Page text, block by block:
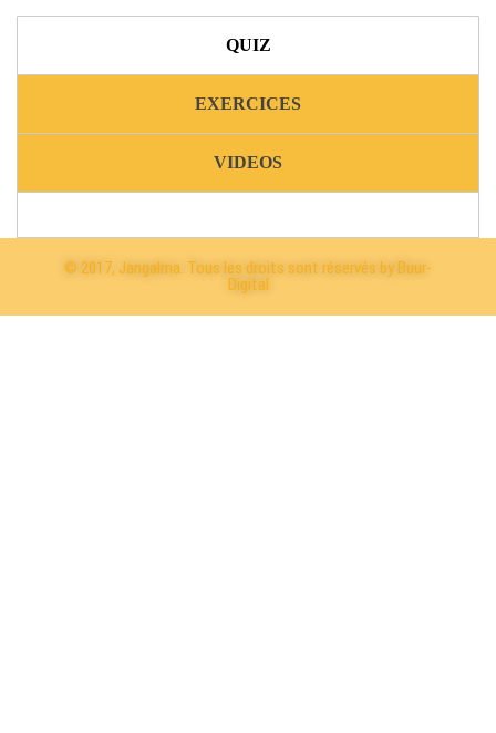
QUIZ
EXERCICES
VIDEOS
© 2017, Jangalma. Tous les droits sont réservés by Buur-
Digital